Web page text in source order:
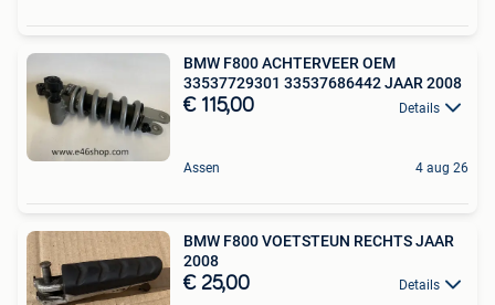
BMW F800 ACHTERVEER OEM
33537729301 33537686442 JAAR 2008
€ 115,00 Details
Assen 4 aug 26
BMW F800 VOETSTEUN RECHTS JAAR
2008
€ 25,00 Details